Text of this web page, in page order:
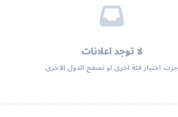
لا توجد اعلانات
جرب اختيار فئة اخرى او تصفح الدول الاخرى